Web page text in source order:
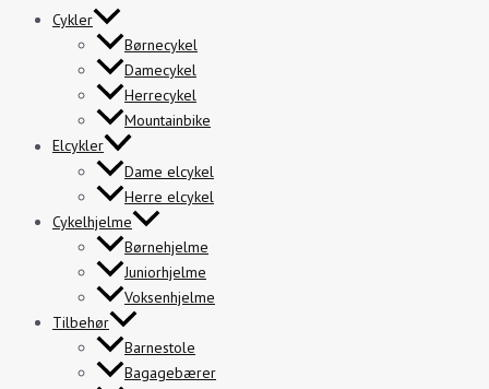
Cykler
Børnecykel
Damecykel
Herrecykel
Mountainbike
Elcykler
Dame elcykel
Herre elcykel
Cykelhjelme
Børnehjelme
Juniorhjelme
Voksenhjelme
Tilbehør
Barnestole
Bagagebærer